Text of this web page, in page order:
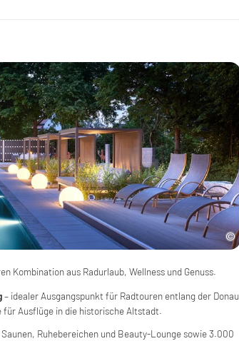
Kombination aus Radurlaub, Wellness und Genuss.
– idealer Ausgangspunkt für Radtouren entlang der Donau
Ausflüge in die historische Altstadt.
Ruhebereichen und Beauty-Lounge sowie 3.000